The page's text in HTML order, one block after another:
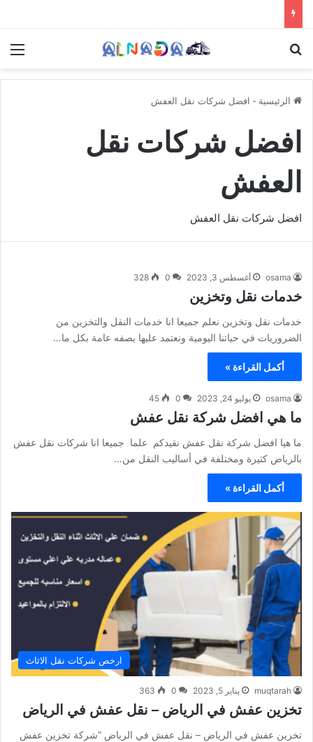
الرئيسية - افضل شركات نقل العفش
افضل شركات نقل
العفش
افضل شركات نقل العفش
osama أغسطس 3, 2023 0
328
خدمات نقل وتخزين
خدمات نقل وتخزين نعلم جميعا انا خدمات النقل والتخزين من
الضروريات في حياتنا اليومية ونعتمد عليها بصفه عامة بكل ما…
أكمل القراءة »
osama يوليو 24, 2023 0
45
ما هي افضل شركة نقل عفش
ما هيا افضل شركة نقل عفش نقيدكم علما جميعا انا شركات نقل عفش
بالرياض كثيرة ومختلفة في أساليب النقل من…
أكمل القراءة »
ارخص شركات نقل الاثاث
muqtarah يناير 5, 2023 0
363
تخزين عفش في الرياض – نقل عفش في الرياض
تخزين عفش في الرياض – نقل عفش في الرياض “شركة تخزين عفش